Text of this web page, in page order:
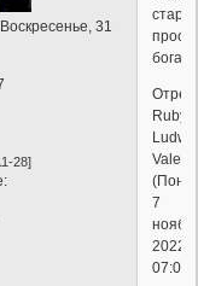
31
28]
бога.
Ruby
7
2022г.
07:03)